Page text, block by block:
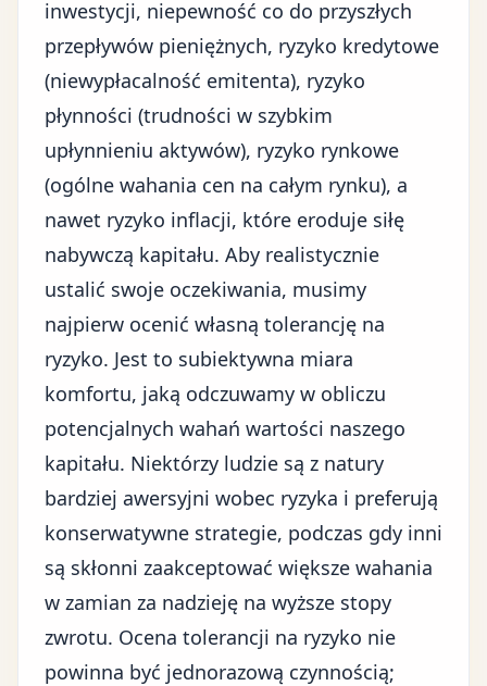
inwestycji, niepewność co do przyszłych
przepływów pieniężnych, ryzyko kredytowe
(niewypłacalność emitenta), ryzyko
płynności (trudności w szybkim
upłynnieniu aktywów), ryzyko rynkowe
(ogólne wahania cen na całym rynku), a
nawet ryzyko inflacji, które eroduje siłę
nabywczą kapitału. Aby realistycznie
ustalić swoje oczekiwania, musimy
najpierw ocenić własną tolerancję na
ryzyko. Jest to subiektywna miara
komfortu, jaką odczuwamy w obliczu
potencjalnych wahań wartości naszego
kapitału. Niektórzy ludzie są z natury
bardziej awersyjni wobec ryzyka i preferują
konserwatywne strategie, podczas gdy inni
są skłonni zaakceptować większe wahania
w zamian za nadzieję na wyższe stopy
zwrotu. Ocena tolerancji na ryzyko nie
powinna być jednorazową czynnością;